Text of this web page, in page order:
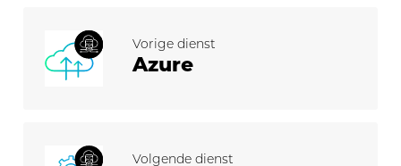
Vorige dienst
Azure
Volgende dienst